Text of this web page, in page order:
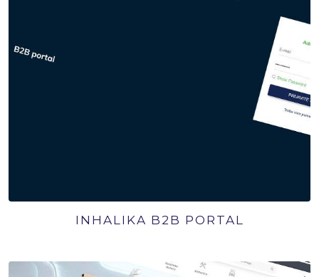
INHALIKA B2B PORTAL